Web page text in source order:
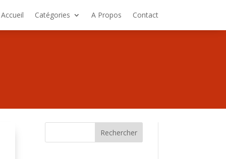
Accueil Catégories A Propos Contact